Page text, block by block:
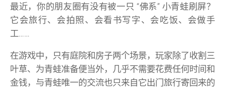
最近，你的朋友圈有没有被一只 “佛系” 小青蛙刷屏？
它会旅行、会拍照、会看书写字、会吃饭、会做手
工……
在游戏中，只有庭院和房子两个场景，玩家除了收割三
叶草、为青蛙准备便当外，几乎不需要花费任何时间和
金钱，与青蛙唯一的交流也只来自它出门旅行寄回来的